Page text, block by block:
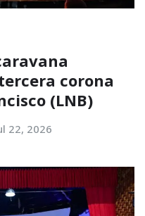
corona
(LNB)
22, 2026